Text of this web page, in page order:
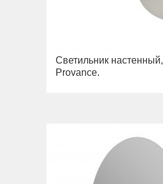
Светильник настенный,
Provance.